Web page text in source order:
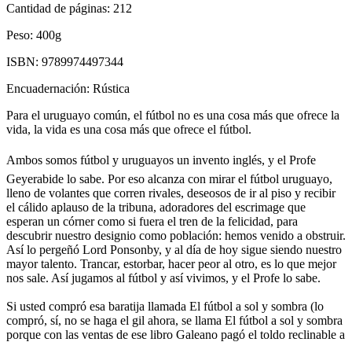
Cantidad de páginas: 212
Peso: 400g
ISBN: 9789974497344
Encuadernación: Rústica
Para el uruguayo común, el fútbol no es una cosa más que ofrece la
vida, la vida es una cosa más que ofrece el fútbol.
Ambos somos fútbol y uruguayos un invento inglés, y el Profe
Geyerabide lo sabe. Por eso alcanza con mirar el fútbol uruguayo,
lleno de volantes que corren rivales, deseosos de ir al piso y recibir
el cálido aplauso de la tribuna, adoradores del escrimage que
esperan un córner como si fuera el tren de la felicidad, para
descubrir nuestro designio como población: hemos venido a obstruir.
Así lo pergeñó Lord Ponsonby, y al día de hoy sigue siendo nuestro
mayor talento. Trancar, estorbar, hacer peor al otro, es lo que mejor
nos sale. Así jugamos al fútbol y así vivimos, y el Profe lo sabe.
Si usted compró esa baratija llamada El fútbol a sol y sombra (lo
compró, sí, no se haga el gil ahora, se llama El fútbol a sol y sombra
porque con las ventas de ese libro Galeano pagó el toldo reclinable a